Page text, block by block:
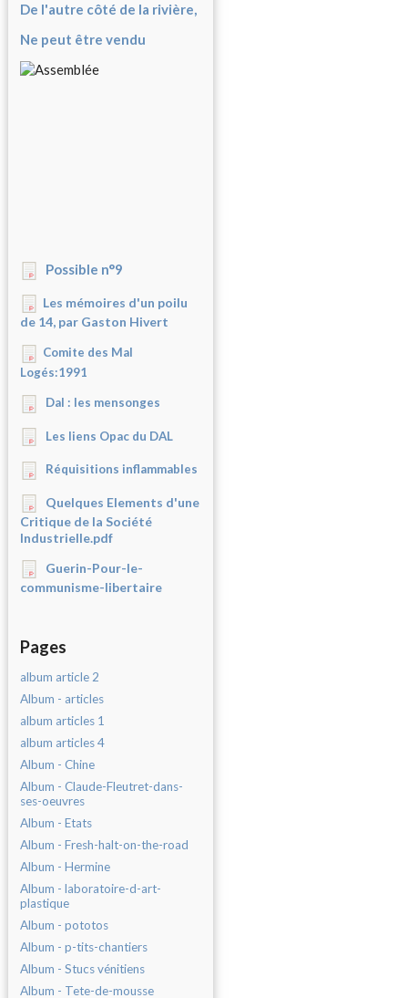
De l'autre côté de la rivière,
Ne peut être vendu
Possible n°9
Les mémoires d'un poilu
de 14, par Gaston Hivert
Comite des Mal
Logés:1991
Dal : les mensonges
Les liens Opac du DAL
Réquisitions inflammables
Quelques Elements d'une
Critique de la Société
Industrielle.pdf
Guerin-Pour-le-
communisme-libertaire
Pages
album article 2
Album - articles
album articles 1
album articles 4
Album - Chine
Album - Claude-Fleutret-dans-
ses-oeuvres
Album - Etats
Album - Fresh-halt-on-the-road
Album - Hermine
Album - laboratoire-d-art-
plastique
Album - pototos
Album - p-tits-chantiers
Album - Stucs vénitiens
Album - Tete-de-mousse